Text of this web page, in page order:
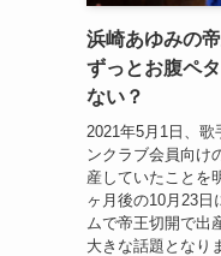
浜崎あゆみの
ずっとお腹ペ
ない？
2021年5月1日、
ンクラブ会員向け
産していたことを
ヶ月後の10月23日
ムで帝王切開で出
大きな話題となり